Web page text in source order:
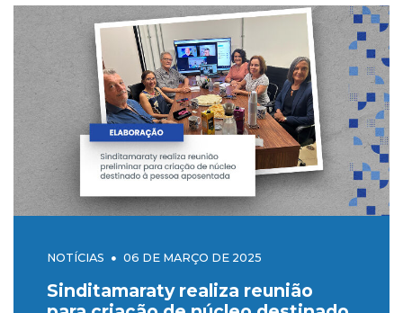
NOTÍCIAS 06 DE MARÇO DE 2025
Sinditamaraty realiza reunião